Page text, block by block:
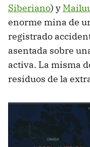
Siberiano) y
enorme mina de
registrado
asentada sobre
activa. La misma
residuos de la